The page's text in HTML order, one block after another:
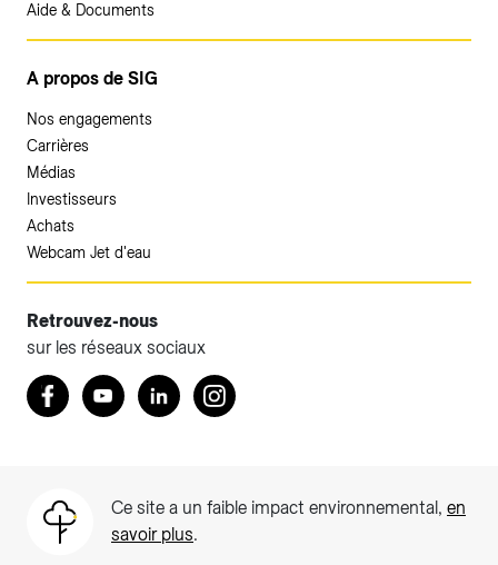
Aide & Documents
A propos de SIG
Nos engagements
Carrières
Médias
Investisseurs
Achats
Webcam Jet d'eau
Retrouvez-nous
sur les réseaux sociaux
Retrouvez nous sur Facebook
YoutubeLinkedInInstagram
Ce site a un faible impact environnemental, en
savoir plus.
Accéder à votre espace client SIG.
Votre espace client SIG n'est pas optimisé pour une
Particuliers)